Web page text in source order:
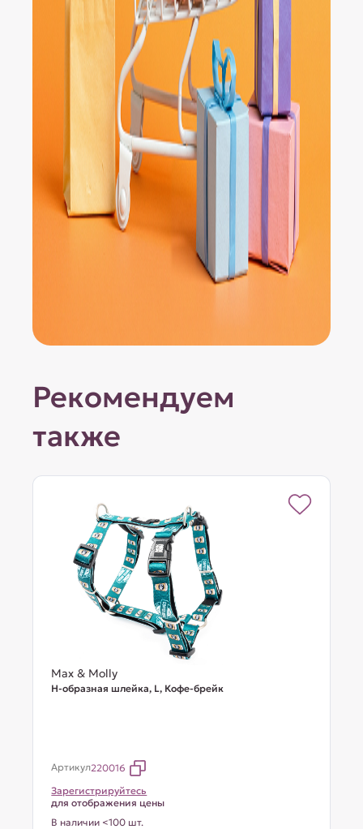
Рекомендуем
также
Max & Molly
Н-образная шлейка, L, Кофе-брейк
Артикул220016
Зарегистрируйтесь
для отображения цены
В наличии <100 шт.